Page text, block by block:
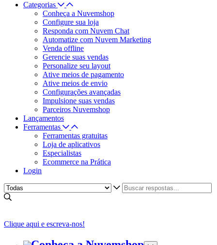
Categorias
Conheça a Nuvemshop
Configure sua loja
Responda com Nuvem Chat
Automatize com Nuvem Marketing
Venda offline
Gerencie suas vendas
Personalize seu layout
Ative meios de pagamento
Ative meios de envio
Configurações avançadas
Impulsione suas vendas
Parceiros Nuvemshop
Lançamentos
Ferramentas
Ferramentas gratuitas
Loja de aplicativos
Especialistas
Ecommerce na Prática
Login
Clique aqui e escreva-nos!